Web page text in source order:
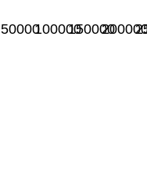
50000100000150000200000